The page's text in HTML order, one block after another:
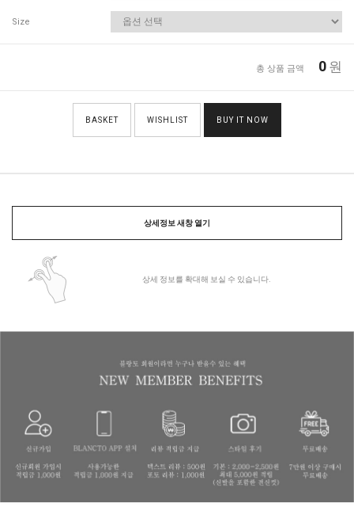
Size
총 상품 금액 0 원
BASKET WISHLIST BUY IT NOW
상세정보 새창 열기
상세 정보를 확대해 보실 수 있습니다.